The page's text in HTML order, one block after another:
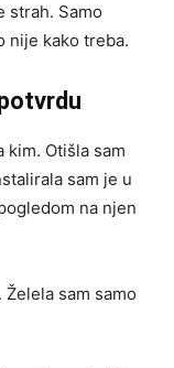
strah. Samo
nije kako treba.
kim. Otišla sam
sam je u
na njen
sam samo